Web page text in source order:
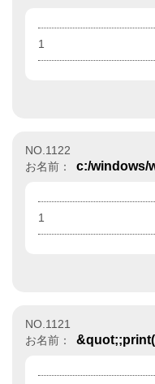
1
NO.1122
お名前：
c:/windows/
1
NO.1121
お名前：